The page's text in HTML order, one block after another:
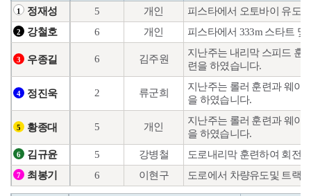
1 정재성 5 개인 피스타에서 오토바이 유도
2 강철호 6 개인 피스타에서 333m 스타트
3 우종길 6 김주원
지난주는 내리막 스피드 훈
련을 하였습니다.
4 정진욱 2 류군희
지난주는 롤러 훈련과 웨이
을 하였습니다.
5 황종대 5 개인
지난주는 롤러 훈련과 웨이
을 하였습니다.
6 김규윤 5 강병철 도로내리막 훈련하여 회전
7 최봉기 6 이현구 도로에서 차량유도및 트랙